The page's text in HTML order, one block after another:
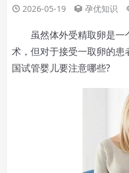
2026-05-19 孕优知识
虽然体外受精取卵是一
术，但对于接受一取卵的
国试管婴儿要注意哪些?